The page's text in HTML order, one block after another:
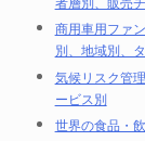
商用車用ファ
別、地域別、
気候リスク管
ービス別
世界の食品・